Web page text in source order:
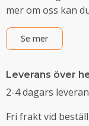
mer om oss kan
Se mer
Leverans över
2-4 dagars
Fri frakt vid